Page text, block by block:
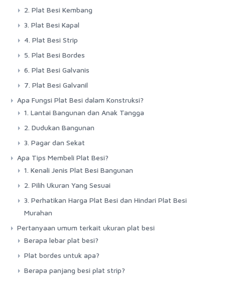
2. Plat Besi Kembang
3. Plat Besi Kapal
4. Plat Besi Strip
5. Plat Besi Bordes
6. Plat Besi Galvanis
7. Plat Besi Galvanil
Apa Fungsi Plat Besi dalam Konstruksi?
1. Lantai Bangunan dan Anak Tangga
2. Dudukan Bangunan
3. Pagar dan Sekat
Apa Tips Membeli Plat Besi?
1. Kenali Jenis Plat Besi Bangunan
2. Pilih Ukuran Yang Sesuai
3. Perhatikan Harga Plat Besi dan Hindari Plat Besi
Murahan
Pertanyaan umum terkait ukuran plat besi
Berapa lebar plat besi?
Plat bordes untuk apa?
Berapa panjang besi plat strip?